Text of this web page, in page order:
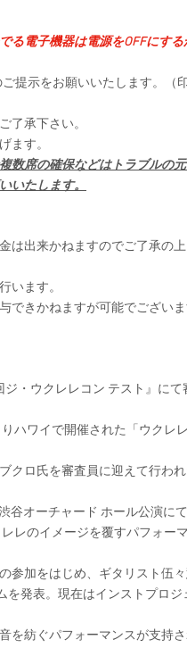
電子機器は電源をOFFにす
提示をお願いいたします。（
了承下さい。
ます。
数席の確保などはトラブルの
いたします。
は出来かねますのでご了承の
います。
できかねますが可能でございま
・ウクレレコン テスト』に
ハワイで開催された「ウクレ
ロ氏を審査員に迎えて行われ
渋谷オーチャード ホール公演
レのイメージを覆すパフォー
加をはじめ、ギタリスト伍々
発表。現在はインストプロジ
を紡ぐパフォーマンスが支持